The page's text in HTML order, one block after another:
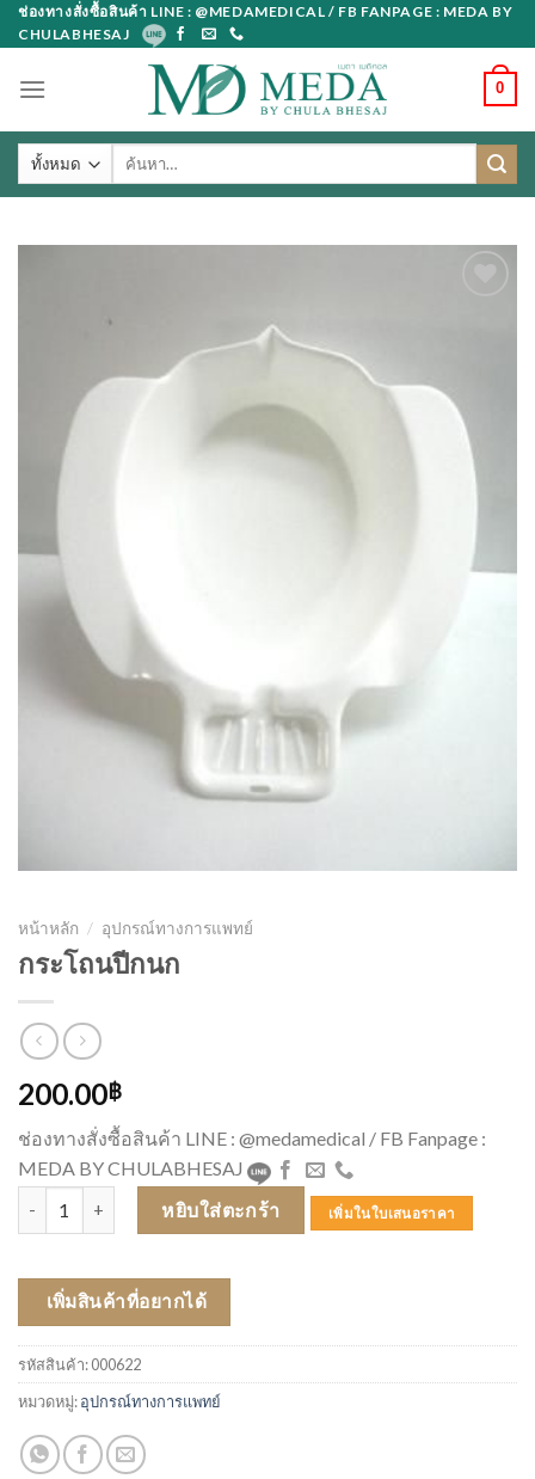
Skip
to
ช่องทางสั่งซื้อสินค้า LINE : @MEDAMEDICAL / FB FANPAGE : MEDA BY
CHULABHESAJ
0
ค้นหา:
หน้าหลัก / อุปกรณ์ทางการแพทย์
กระโถนปีกนก
200.00฿
ช่องทางสั่งซื้อสินค้า LINE : @medamedical / FB Fanpage :
MEDA BY CHULABHESAJ
จำนวน กระโถนปีกนก ชิ้นหยิบใส่ตะกร้า เพิ่มในใบเสนอราคา
เพิ่มสินค้าที่อยากได้
รหัสสินค้า:000622
หมวดหมู่:อุปกรณ์ทางการแพทย์